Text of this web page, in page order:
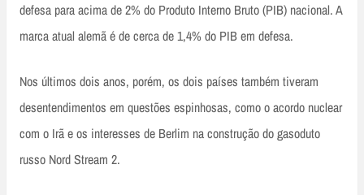
defesa para acima de 2% do Produto Interno Bruto (PIB) nacional. A
marca atual alemã é de cerca de 1,4% do PIB em defesa.
Nos últimos dois anos, porém, os dois países também tiveram
desentendimentos em questões espinhosas, como o acordo nuclear
com o Irã e os interesses de Berlim na construção do gasoduto
russo Nord Stream 2.